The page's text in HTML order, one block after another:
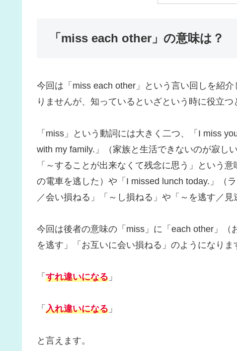
「miss each other」の意味は？
今回は「miss each other」という言い回しを紹
りませんが、知っているといざという時に役立
「miss」という動詞には大きく二つ、「I miss
with my family.」（家族と生活できないのが寂し
「～することが出来なくて残念に思う」という
の電車を逃した）や「I missed lunch today.」（
／会い損ねる」「～し損ねる」や「～を逃す／見
今回は後者の意味の「miss」に「each other」
を逃す」「お互いに会い損ねる」のようになりま
「 すれ違いになる 」
「 入れ違いになる 」
と言えます。